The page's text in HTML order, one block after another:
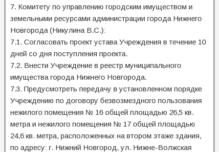
7. Комитету по управлению городским имуществом и
земельными ресурсами администрации города Нижнего
Новгорода (Никулина В.С.):
7.1. Согласовать проект устава Учреждения в течение 10
дней со дня поступления проекта.
7.2. Внести Учреждение в реестр муниципального
имущества города Нижнего Новгорода.
7.3. Предусмотреть передачу в установленном порядке
Учреждению по договору безвозмездного пользования
нежилого помещения № 16 общей площадью 26,5 кв.
метра и нежилого помещения № 17 общей площадью
24,6 кв. метра, расположенных на втором этаже здания,
по адресу: г. Нижний Новгород, ул. Нижне-Волжская